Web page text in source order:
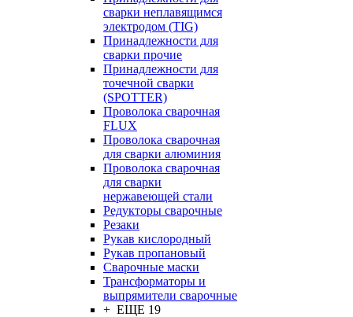
сварки неплавящимся
электродом (TIG)
Принадлежности для
сварки прочие
Принадлежности для
точечной сварки
(SPOTTER)
Проволока сварочная
FLUX
Проволока сварочная
для сварки алюминия
Проволока сварочная
для сварки
нержавеющей стали
Редукторы сварочные
Резаки
Рукав кислородный
Рукав пропановый
Сварочные маски
Трансформаторы и
выпрямители сварочные
+ ЕЩЕ 19